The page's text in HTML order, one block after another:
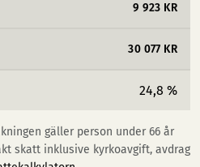
9 923 KR
30 077 KR
24,8 %
gäller person under 66 år
skatt inklusive kyrkoavgift, avdrag